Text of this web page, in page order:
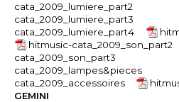
cata_2009_lumiere_part2
cata_2009_lumiere_part3
cata_2009_lumiere_part4
hitmusic-cata_2009_son_part2
cata_2009_son_part3
cata_2009_lampes&pieces
cata_2009_accessoires
GEMINI